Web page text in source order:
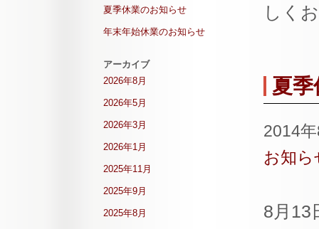
しく
夏
2014
お知ら
8月13
夏季休業のお知らせ
年末年始休業のお知らせ
アーカイブ
2026年8月
2026年5月
2026年3月
2026年1月
2025年11月
2025年9月
2025年8月